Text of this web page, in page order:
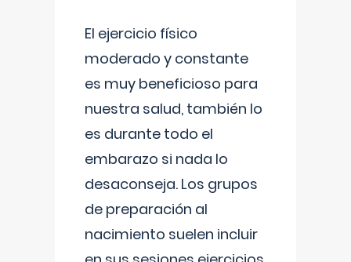
El ejercicio físico
moderado y constante
es muy beneficioso para
nuestra salud, también lo
es durante todo el
embarazo si nada lo
desaconseja. Los grupos
de preparación al
nacimiento suelen incluir